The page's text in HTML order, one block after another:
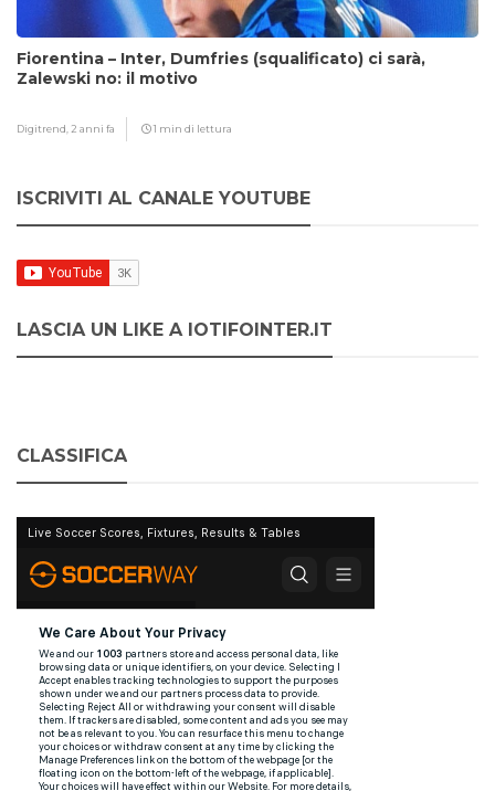
Fiorentina – Inter, Dumfries (squalificato) ci sarà,
Zalewski no: il motivo
Digitrend, 2 anni fa 1 min di lettura
ISCRIVITI AL CANALE YOUTUBE
LASCIA UN LIKE A IOTIFOINTER.IT
CLASSIFICA